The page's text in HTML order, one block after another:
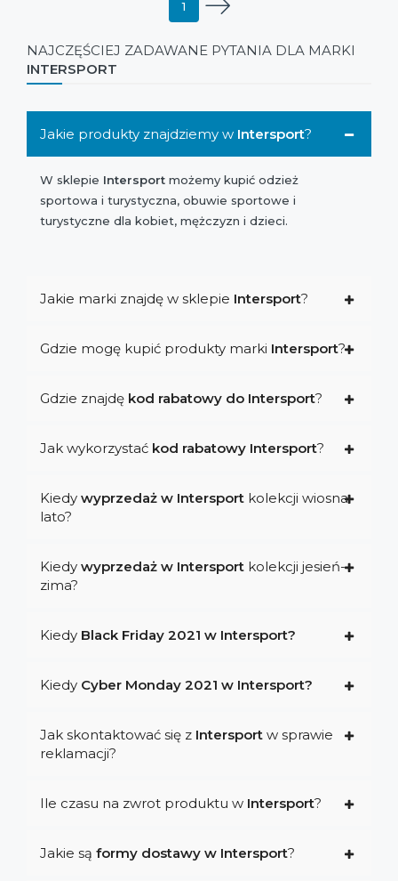
1
NAJCZĘŚCIEJ ZADAWANE PYTANIA DLA MARKI
INTERSPORT
Jakie produkty znajdziemy w Intersport?
W sklepie Intersport możemy kupić odzież
sportowa i turystyczna, obuwie sportowe i
turystyczne dla kobiet, mężczyzn i dzieci.
Jakie marki znajdę w sklepie Intersport?
Gdzie mogę kupić produkty marki Intersport?
Gdzie znajdę kod rabatowy do Intersport?
Jak wykorzystać kod rabatowy Intersport?
Kiedy wyprzedaż w Intersport kolekcji wiosna-
lato?
Kiedy wyprzedaż w Intersport kolekcji jesień-
zima?
Kiedy Black Friday 2021 w Intersport?
Kiedy Cyber Monday 2021 w Intersport?
Jak skontaktować się z Intersport w sprawie
reklamacji?
Ile czasu na zwrot produktu w Intersport?
Jakie są formy dostawy w Intersport?